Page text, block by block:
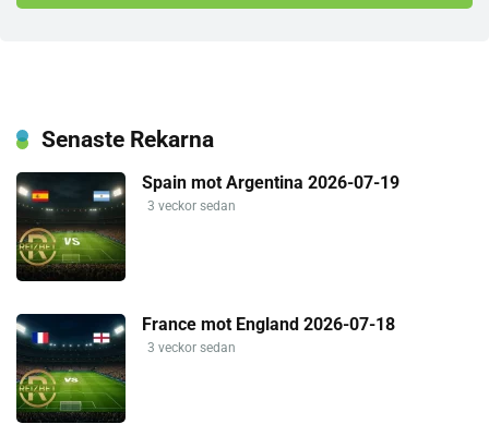
Senaste Rekarna
Spain mot Argentina 2026-07-19
3 veckor sedan
France mot England 2026-07-18
3 veckor sedan